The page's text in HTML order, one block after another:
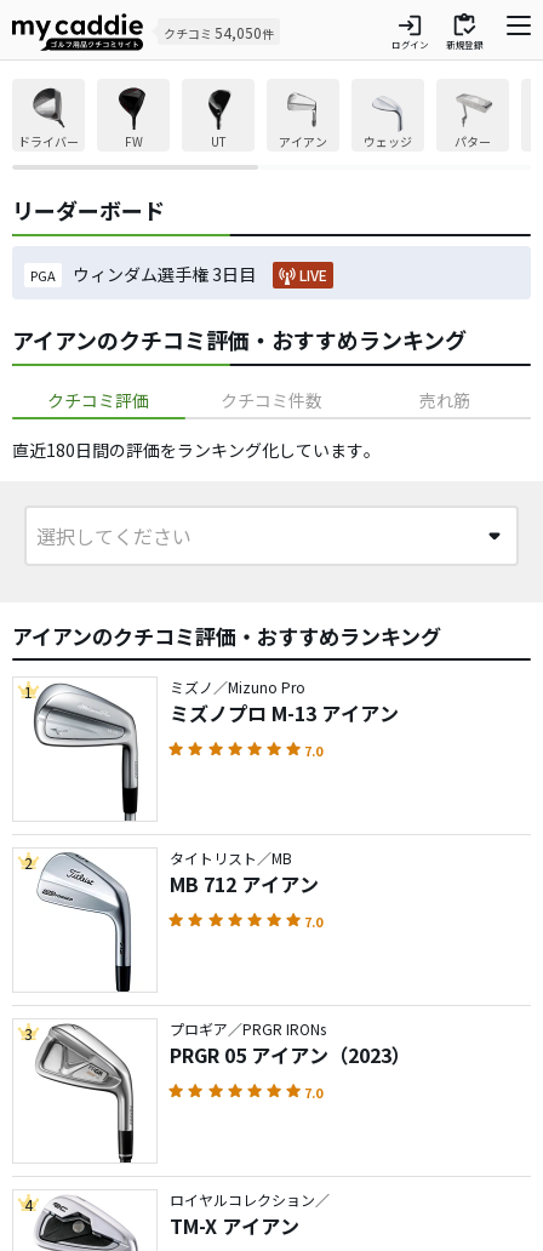
クチコミ 54,050件 login
ログイン
inventory
新規登録
ドライバー FW UT アイアン ウェッジ パター
リーダーボード
PGA ウィンダム選手権 3日目 LIVE
アイアンのクチコミ評価・おすすめランキング
クチコミ評価 クチコミ件数 売れ筋
直近180日間の評価をランキング化しています​。
アイアンのクチコミ評価・おすすめランキング
1 ミズノ／Mizuno Pro
ミズノプロ M-13 アイアン
7.0
2 タイトリスト／MB
MB 712 アイアン
7.0
3 プロギア／PRGR IRONs
PRGR 05 アイアン（2023）
7.0
4 ロイヤルコレクション／
TM-X アイアン